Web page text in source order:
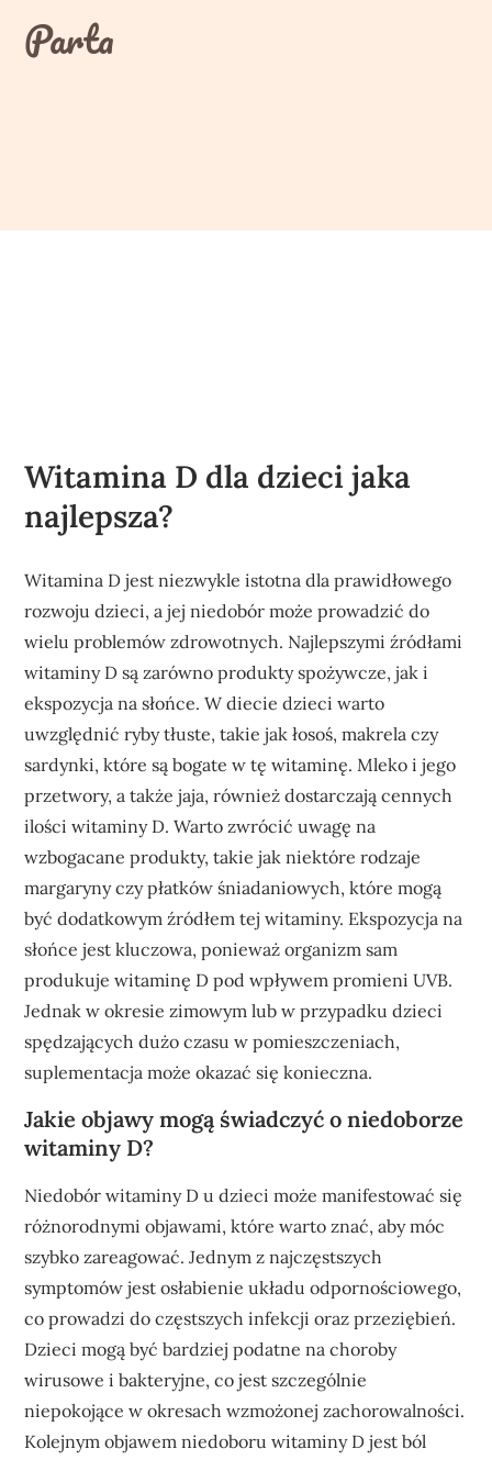
contentParta
Witamina D dla dzieci jaka
najlepsza?
Witamina D jest niezwykle istotna dla prawidłowego
rozwoju dzieci, a jej niedobór może prowadzić do
wielu problemów zdrowotnych. Najlepszymi źródłami
witaminy D są zarówno produkty spożywcze, jak i
ekspozycja na słońce. W diecie dzieci warto
uwzględnić ryby tłuste, takie jak łosoś, makrela czy
sardynki, które są bogate w tę witaminę. Mleko i jego
przetwory, a także jaja, również dostarczają cennych
ilości witaminy D. Warto zwrócić uwagę na
wzbogacane produkty, takie jak niektóre rodzaje
margaryny czy płatków śniadaniowych, które mogą
być dodatkowym źródłem tej witaminy. Ekspozycja na
słońce jest kluczowa, ponieważ organizm sam
produkuje witaminę D pod wpływem promieni UVB.
Jednak w okresie zimowym lub w przypadku dzieci
spędzających dużo czasu w pomieszczeniach,
suplementacja może okazać się konieczna.
Jakie objawy mogą świadczyć o niedoborze
witaminy D?
Niedobór witaminy D u dzieci może manifestować się
różnorodnymi objawami, które warto znać, aby móc
szybko zareagować. Jednym z najczęstszych
symptomów jest osłabienie układu odpornościowego,
co prowadzi do częstszych infekcji oraz przeziębień.
Dzieci mogą być bardziej podatne na choroby
wirusowe i bakteryjne, co jest szczególnie
niepokojące w okresach wzmożonej zachorowalności.
Kolejnym objawem niedoboru witaminy D jest ból